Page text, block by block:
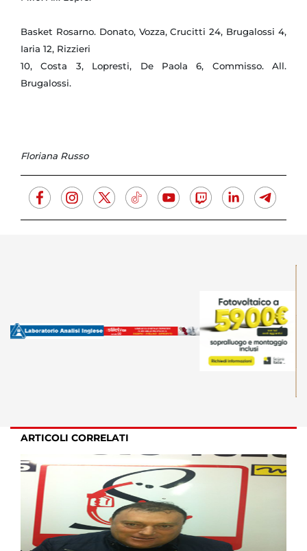
Basket Rosarno. Donato, Vozza, Crucitti 24, Brugalossi 4,
Iaria 12, Rizzieri
10, Costa 3, Lopresti, De Paola 6, Commisso. All.
Brugalossi.
Floriana Russo
ARTICOLI CORRELATI